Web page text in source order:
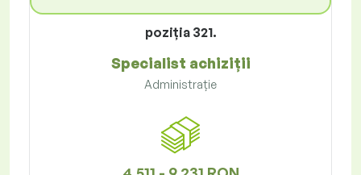
poziţia 321.
Specialist achiziții
Administrație